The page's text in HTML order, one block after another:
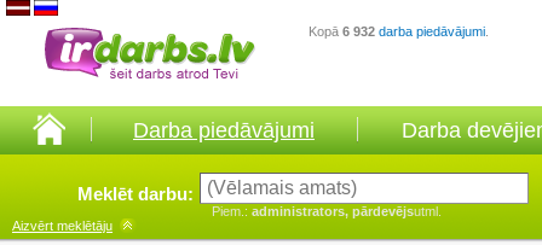
Kopā 6 932 darba piedāvājumi
Darba piedāvājumi Darba
Meklēt darbu:
Piem.: administrators, pārdevējsutml.
Aizvērt meklētāju